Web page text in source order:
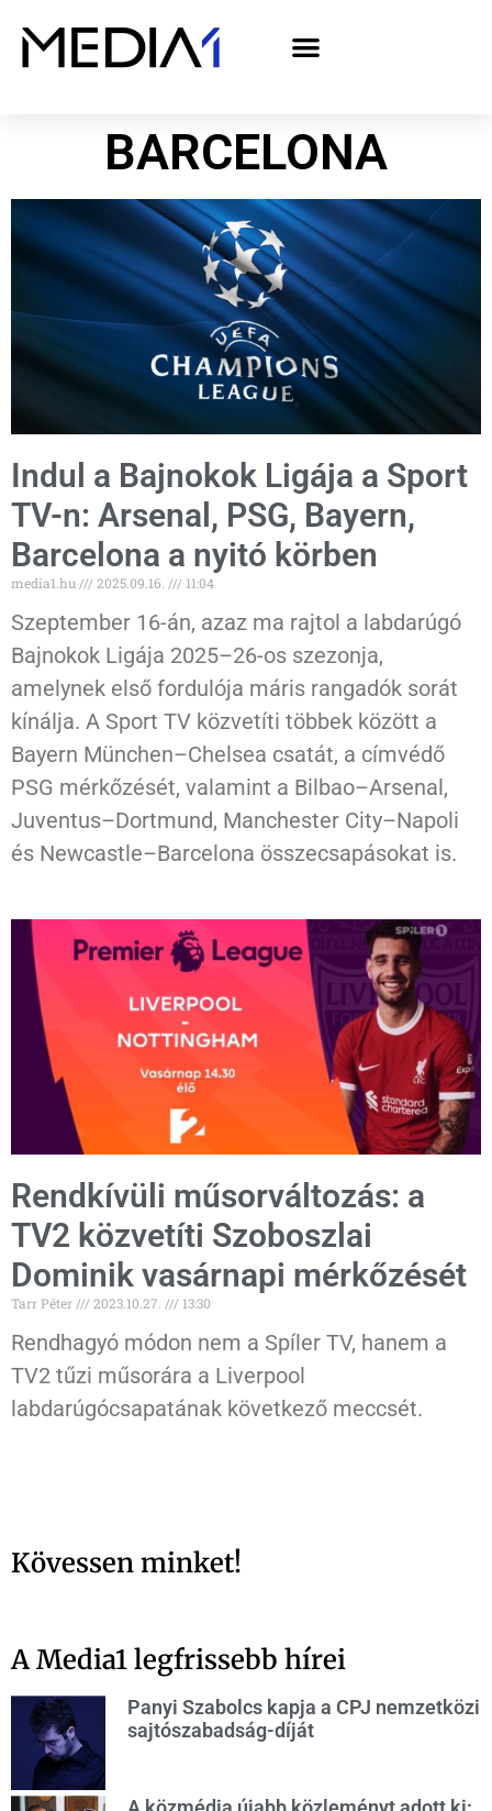
BARCELONA
Indul a Bajnokok Ligája a Sport
TV-n: Arsenal, PSG, Bayern,
Barcelona a nyitó körben
media1.hu 2025.09.16. 11:04
Szeptember 16-án, azaz ma rajtol a labdarúgó
Bajnokok Ligája 2025–26-os szezonja,
amelynek első fordulója máris rangadók sorát
kínálja. A Sport TV közvetíti többek között a
Bayern München–Chelsea csatát, a címvédő
PSG mérkőzését, valamint a Bilbao–Arsenal,
Juventus–Dortmund, Manchester City–Napoli
és Newcastle–Barcelona összecsapásokat is.
Rendkívüli műsorváltozás: a
TV2 közvetíti Szoboszlai
Dominik vasárnapi mérkőzését
Tarr Péter 2023.10.27. 13:30
Rendhagyó módon nem a Spíler TV, hanem a
TV2 tűzi műsorára a Liverpool
labdarúgócsapatának következő meccsét.
Kövessen minket!
A Media1 legfrissebb hírei
Panyi Szabolcs kapja a CPJ nemzetközi
sajtószabadság-díját